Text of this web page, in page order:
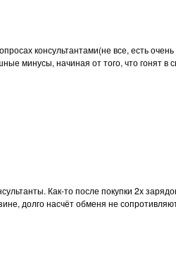
консультантами(не все, есть
минусы, начиная от того, что гонят в
Как-то после покупки 2х
долго насчёт обменя не